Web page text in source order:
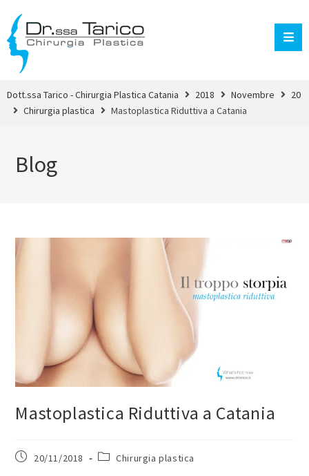
Dott.ssa Tarico - Chirurgia Plastica Catania 2018 Novembre
20
Chirurgia plastica
Mastoplastica Riduttiva a Catania
Blog
Mastoplastica Riduttiva a Catania
20/11/2018 Chirurgia plastica